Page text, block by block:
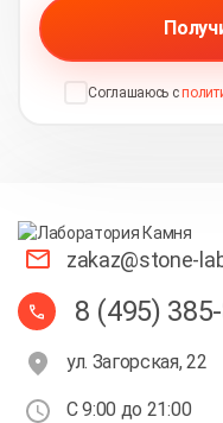
Соглашаюсь с
zakaz@stone-
8 (495)
ул. Загорская, 22
С 9:00 до 21:00